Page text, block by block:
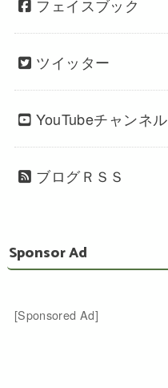
フェイスブック
ツイッター
YouTubeチャンネル
ブログＲＳＳ
Sponsor Ad
[Sponsored Ad]